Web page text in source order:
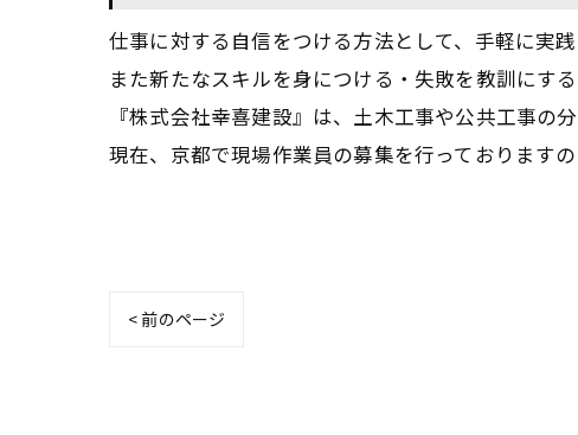
仕事に対する自信をつける方法として、手軽に実
また新たなスキルを身につける・失敗を教訓にす
『株式会社幸喜建設』は、土木工事や公共工事の
現在、京都で現場作業員の募集を行っております
< 前のページ